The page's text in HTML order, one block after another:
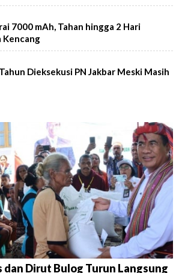
7000 mAh, Tahan hingga 2 Hari
Kencang
Dieksekusi PN Jakbar Meski Masih
dan Dirut Bulog Turun Langsung